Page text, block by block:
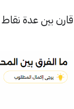
قارن بين عدة